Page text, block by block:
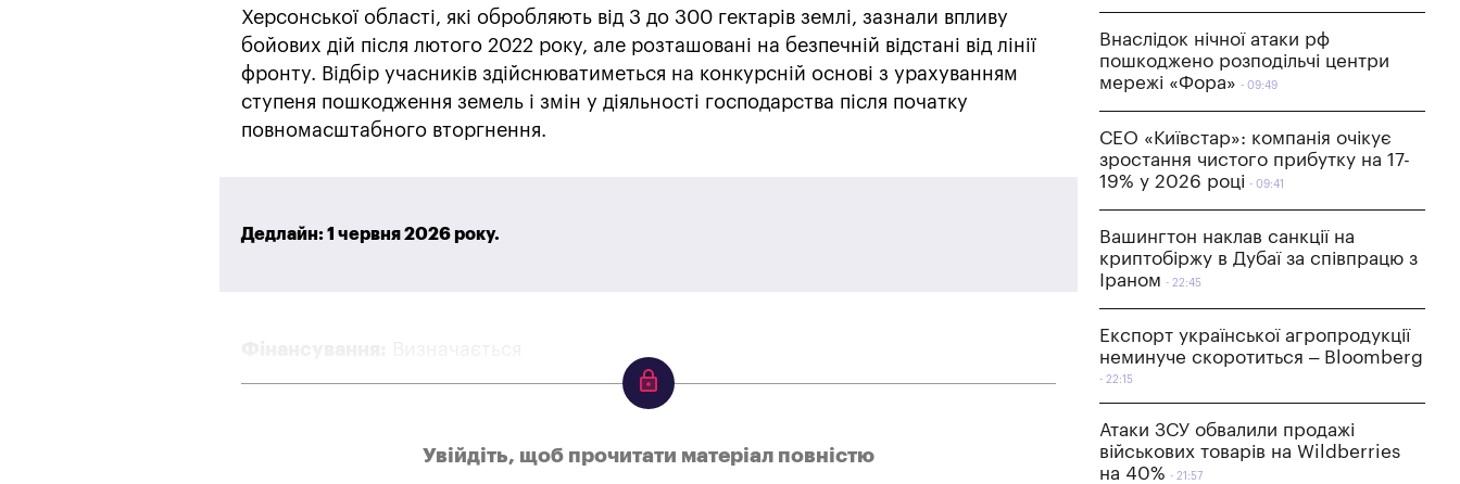
Херсонської області, які обробляють від 3 до 300 гектарів землі, зазнали впливу
бойових дій після лютого 2022 року, але розташовані на безпечній відстані від лінії
фронту. Відбір учасників здійснюватиметься на конкурсній основі з урахуванням
ступеня пошкодження земель і змін у діяльності господарства після початку
повномасштабного вторгнення.
Дедлайн: 1 червня 2026 року.
Увійдіть, щоб прочитати матеріал повністю
Внаслідок нічної атаки рф
пошкоджено розподільчі центри
мережі «Фора»
09:49
СЕО «Київстар»: компанія очікує
зростання чистого прибутку на 17-
19% у 2026 році
09:41
Вашингтон наклав санкції на
криптобіржу в Дубаї за співпрацю з
Іраном
22:45
Експорт української агропродукції
неминуче скоротиться – Bloomberg
22:15
Атаки ЗСУ обвалили продажі
військових товарів на Wildberries
на 40%
21:57